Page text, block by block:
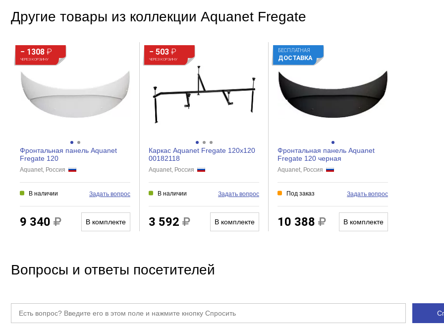
Другие товары из коллекции Aquanet Fregate
− 1308 ₽
ЧЕРЕЗ КОРЗИНУ
Фронтальная панель Aquanet
Fregate 120
Aquanet, Россия
В наличии Задать вопрос
9 340 В комплекте
− 503 ₽
ЧЕРЕЗ КОРЗИНУ
Каркас Aquanet Fregate 120x120
00182118
Aquanet, Россия
В наличии Задать вопрос
3 592 В комплекте
БЕСПЛАТНАЯ
ДОСТАВКА
Фронтальная панель Aquanet
Fregate 120 черная
Aquanet, Россия
Под заказ Задать вопрос
10 388 В комплекте
Вопросы и ответы посетителей